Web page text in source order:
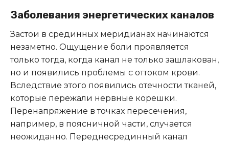
Заболевания энергетических каналов
Застои в срединных меридианах начинаются
незаметно. Ощущение боли проявляется
только тогда, когда канал не только зашлакован,
но и появились проблемы с оттоком крови.
Вследствие этого появились отечности тканей,
которые пережали нервные корешки.
Перенапряжение в точках пересечения,
например, в поясничной части, случается
неожиданно. Переднесрединный канал